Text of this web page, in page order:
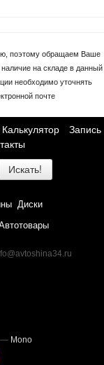
поэтому обращаем Ваше
на складе в данный
необходимо уточнять
почте
Калькулятор
Запись
Искать!
Диски
— Mono